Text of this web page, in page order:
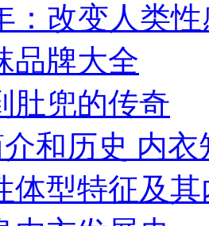
：改变人类
品牌大全
肚兜的传奇
和历史 内衣
体型特征及